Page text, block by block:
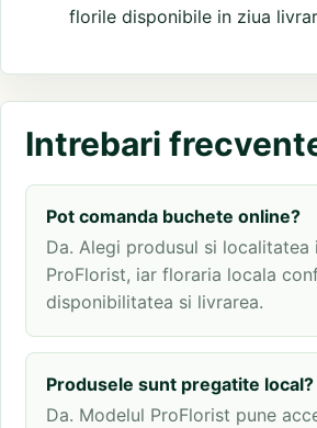
florile disponibile in ziua
Intrebari
Pot comanda buchete online?
Da. Alegi produsul si localitatea
ProFlorist, iar floraria locala
disponibilitatea si livrarea.
Produsele sunt pregatite local?
Da. Modelul ProFlorist pune